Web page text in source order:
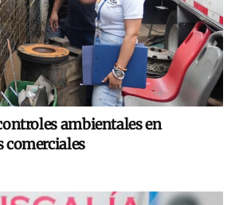
ambientales en
comerciales